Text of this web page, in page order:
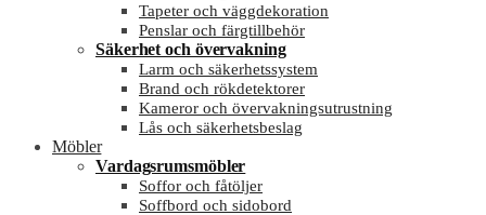
Tapeter och väggdekoration
Penslar och färgtillbehör
Säkerhet och övervakning
Larm och säkerhetssystem
Brand och rökdetektorer
Kameror och övervakningsutrustning
Lås och säkerhetsbeslag
Möbler
Vardagsrumsmöbler
Soffor och fåtöljer
Soffbord och sidobord